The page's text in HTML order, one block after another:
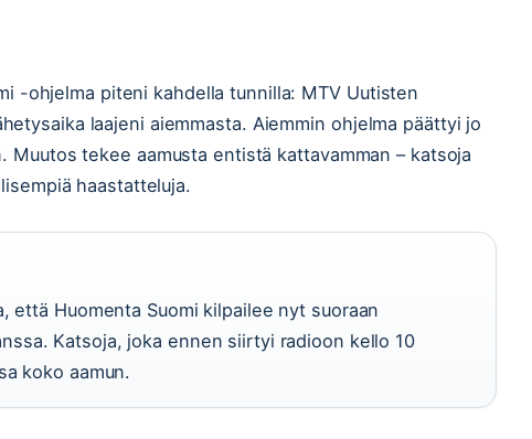
-ohjelma piteni kahdella tunnilla: MTV Uutisten
laajeni aiemmasta. Aiemmin ohjelma päättyi jo
Muutos tekee aamusta entistä kattavamman – katsoja
haastatteluja.
että Huomenta Suomi kilpailee nyt suoraan
Katsoja, joka ennen siirtyi radioon kello 10
koko aamun.